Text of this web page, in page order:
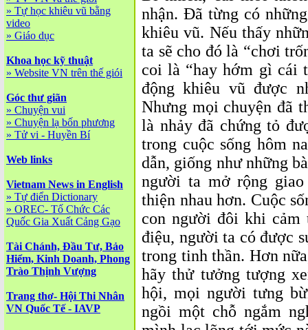
» Tự học khiêu vũ bằng
video
» Giáo dục
Khoa học kỹ thuật
» Website VN trên thế giói
Góc thư giãn
» Chuyện vui
» Chuyện lạ bốn phương
» Tử vi - Huyền Bí
Web links
Vietnam News in English
» Tự điển Dictionary
» OREC- Tố Chức Các
Quốc Gia Xuất Cảng Gạo
Tài Chánh, Đầu Tư, Bảo
Hiểm, Kinh Doanh, Phong
Trào Thịnh Vượng
Trang thơ- Hội Thi Nhân
VN Quốc Tế - IAVP
nhận. Đã từng có
khiêu vũ. Nếu thấy
ta sẽ cho đó là “chơi
coi là “hay hớm gì cái
động khiêu vũ được
Nhưng mọi chuyện đã
là nhảy đã chứng tỏ
trong cuộc sống hôm
dẫn, giống như những
người ta mở rộng
thiện nhau hơn. Cuộc
con người đôi khi cảm
điệu, người ta có được
trong tinh thần. Hơn
hãy thử tưởng tượng
hội, mọi người tưng
ngồi một chỗ ngắm